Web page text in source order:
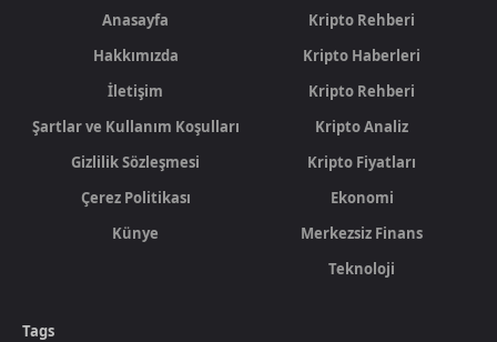
Anasayfa
Hakkımızda
İletişim
Şartlar ve Kullanım Koşulları
Gizlilik Sözleşmesi
Çerez Politikası
Künye
Kripto Rehberi
Kripto Haberleri
Kripto Rehberi
Kripto Analiz
Kripto Fiyatları
Ekonomi
Merkezsiz Finans
Teknoloji
Tags